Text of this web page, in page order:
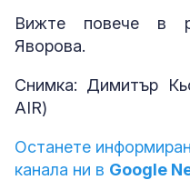
Вижте повече в
Яворова.
Снимка: Димитър
AIR)
Останете
канала ни в Google